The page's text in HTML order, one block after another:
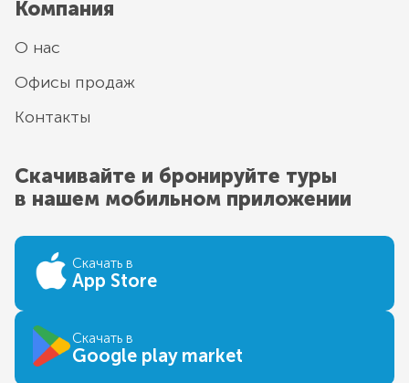
Компания
О нас
Офисы продаж
Контакты
Скачивайте и бронируйте туры
в нашем мобильном приложении
Скачать в
App Store
Скачать в
Google play market